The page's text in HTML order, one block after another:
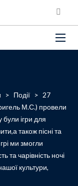
> Події > 27
М.С.) провели
були ігри для
також пісні та
ми змогли
та чарівність ночі
культури,